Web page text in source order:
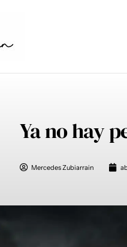
Ya no hay
Mercedes Zubiarrain